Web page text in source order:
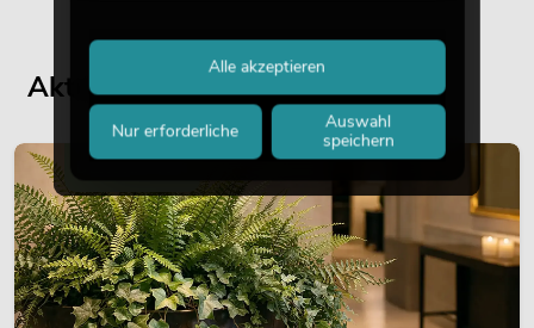
Aktuelle Blogbeiträge
Nur erforderliche
Auswahl
speichern
Alle akzeptieren